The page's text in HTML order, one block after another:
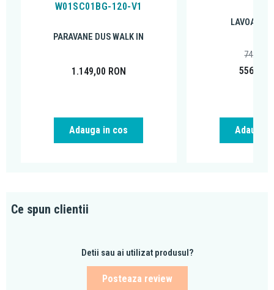
W01SC01BG-120-V1
PARAVANE DUS WALK IN
1.149,00 RON
Adauga in cos
LAVOARE
556,00
742,38
Adauga
Ce spun clientii
Detii sau ai utilizat produsul?
Posteaza review